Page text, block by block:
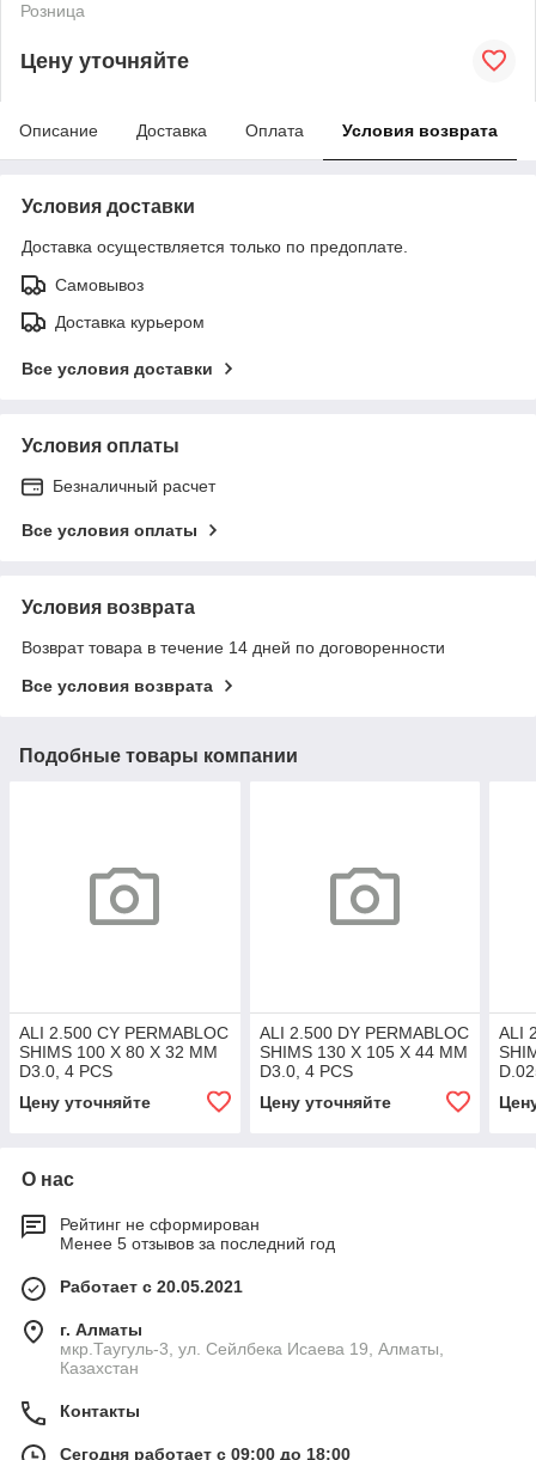
Розница
Цену уточняйте
Описание Доставка Оплата Условия возврата
Условия доставки
Доставка осуществляется только по предоплате.
Самовывоз
Доставка курьером
Все условия доставки
Условия оплаты
Безналичный расчет
Все условия оплаты
Условия возврата
Возврат товара в течение 14 дней по договоренности
Все условия возврата
Подобные товары компании
ALI 2.500 CY PERMABLOC
SHIMS 100 X 80 X 32 MM
D3.0, 4 PCS
Цену уточняйте
ALI 2.500 DY PERMABLOC
SHIMS 130 X 105 X 44 MM
D3.0, 4 PCS
Цену уточняйте
ALI
О нас
Рейтинг не сформирован
Менее 5 отзывов за последний год
Работает с 20.05.2021
г. Алматы
мкр.Таугуль-3, ул. Сейлбека Исаева 19, Алматы,
Казахстан
Контакты
Сегодня работает с 09:00 до 18:00